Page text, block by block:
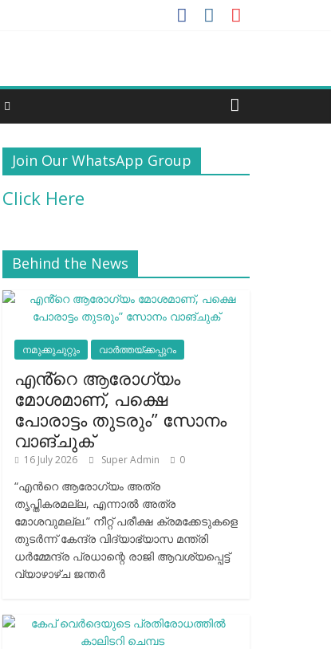
Join Our WhatsApp Group
Click Here
Behind the News
നമുക്കുചുറ്റും വാർത്തയ്ക്കപ്പുറം
എൻ്റെ ആരോഗ്യം
മോശമാണ്, പക്ഷെ
പോരാട്ടം തുടരും” സോനം
വാങ്ചുക്
16 July 2026 Super Admin 0
“എന്‍റെ ആരോഗ്യം അത്ര
തൃപ്തികരമല്ല, എന്നാൽ അത്ര
മോശവുമല്ല.” നീറ്റ് പരീക്ഷ ക്രമക്കേടുകളെ
തുടർന്ന് കേന്ദ്ര വിദ്യാഭ്യാസ മന്ത്രി
ധർമ്മേന്ദ്ര പ്രധാന്റെ രാജി ആവശ്യപ്പെട്ട്
വ്യാഴാഴ്ച ജന്തർ